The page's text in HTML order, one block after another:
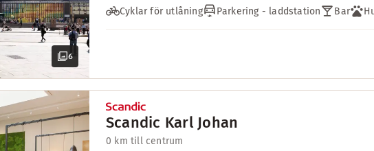
6
Cyklar för utlåning Parkering - laddstation Bar
Scandic Karl Johan
0 km till centrum